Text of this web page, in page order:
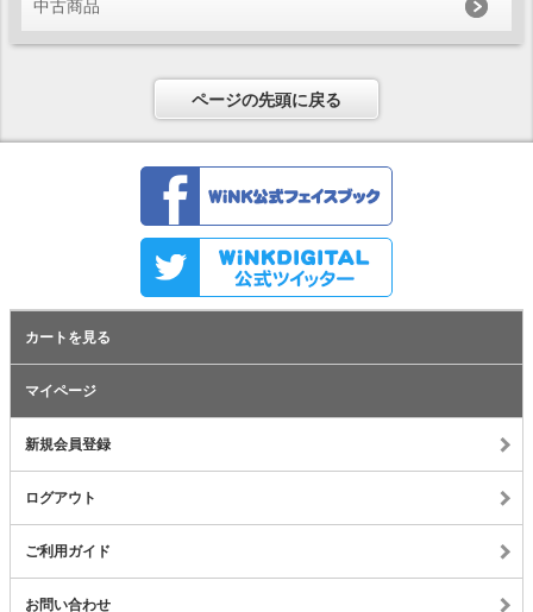
中古商品
ページの先頭に戻る
カートを見る
マイページ
新規会員登録
ログアウト
ご利用ガイド
お問い合わせ